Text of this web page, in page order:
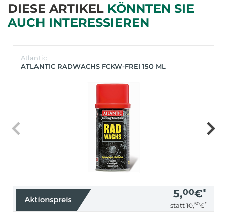
DIESE ARTIKEL KÖNNTEN SIE
AUCH INTERESSIEREN
Atlantic
ATLANTIC RADWACHS FCKW-FREI 150 ML
5,00€*
statt 10,50€*